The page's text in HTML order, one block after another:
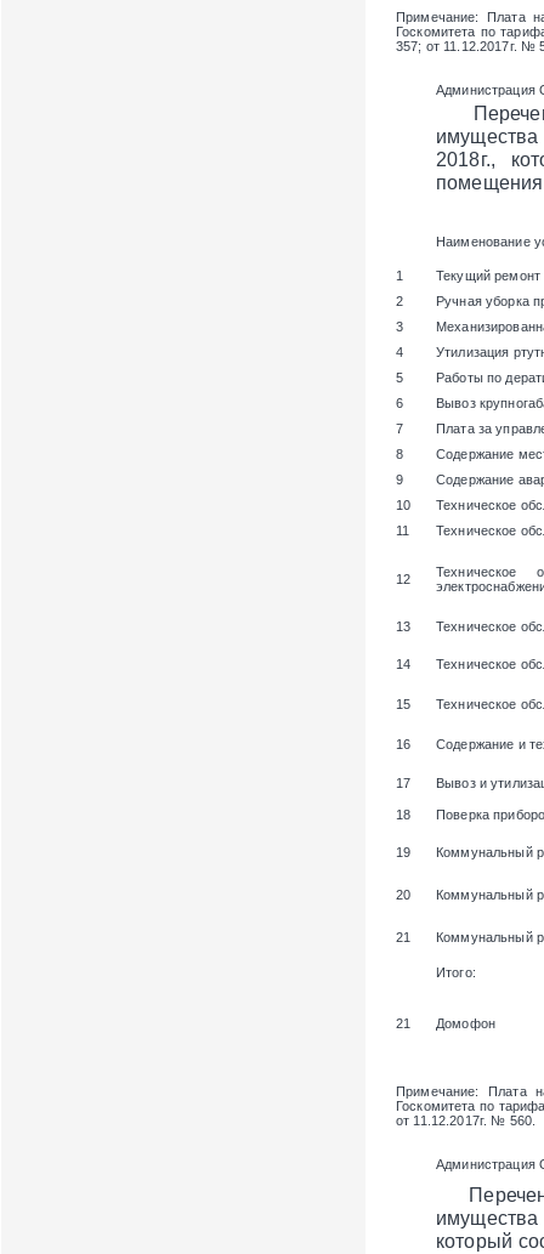
Примечание: Плата
Госкомитета по
357; от 11.12.2017г. №
Администрация
2018г.,
Наименование
1
Текущий ремонт
2
Ручная уборка
3
4
Утилизация
5
Работы по
6
Вывоз
7
Плата за
8
Содержание
9
Содержание
10
Техническое
11
Техническое
12
Техническое
13 Техническое
14 Техническое
15 Техническое
16 Содержание и
17 Вывоз и
18 Поверка
19 Коммунальный
20 Коммунальный
21 Коммунальный
Итого:
21 Домофон
Примечание: Плата
Госкомитета по
от 11.12.2017г. № 560.
Администрация
имущества
который